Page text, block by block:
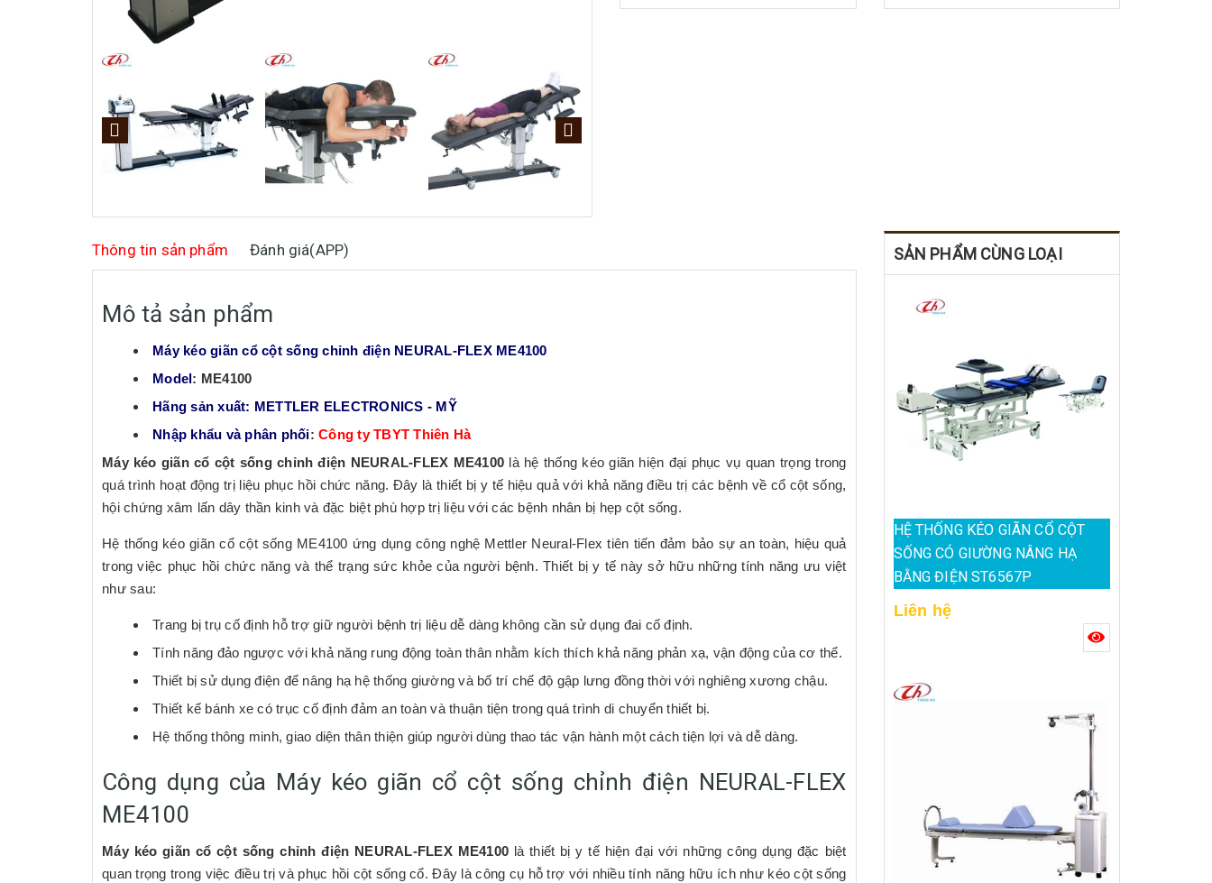
Thông tin sản phẩm Đánh giá(APP)
Mô tả sản phẩm
Máy kéo giãn cổ cột sống chỉnh điện NEURAL-FLEX ME4100
Model: ME4100
Hãng sản xuất: METTLER ELECTRONICS - MỸ
Nhập khẩu và phân phối: Công ty TBYT Thiên Hà
Máy kéo giãn cổ cột sống chỉnh điện NEURAL-FLEX ME4100 là hệ thống kéo giãn hiện đại phục vụ quan trọng trong
quá trình hoạt động trị liệu phục hồi chức năng. Đây là thiết bị y tế hiệu quả với khả năng điều trị các bệnh về cổ cột sống,
hội chứng xâm lấn dây thần kinh và đặc biệt phù hợp trị liệu với các bệnh nhân bị hẹp cột sống.
Hệ thống kéo giãn cổ cột sống ME4100 ứng dụng công nghệ Mettler Neural-Flex tiên tiến đảm bảo sự an toàn, hiệu quả
trong việc phục hồi chức năng và thể trạng sức khỏe của người bệnh. Thiết bị y tế này sở hữu những tính năng ưu việt
như sau:
Trang bị trụ cố định hỗ trợ giữ người bệnh trị liệu dễ dàng không cần sử dụng đai cố định.
Tính năng đảo ngược với khả năng rung động toàn thân nhằm kích thích khả năng phản xạ, vận động của cơ thể.
Thiết bị sử dụng điện để nâng hạ hệ thống giường và bố trí chế độ gập lưng đồng thời với nghiêng xương chậu.
Thiết kế bánh xe có trục cố định đảm an toàn và thuận tiện trong quá trình di chuyển thiết bị.
Hệ thống thông minh, giao diện thân thiện giúp người dùng thao tác vận hành một cách tiện lợi và dễ dàng.
Công dụng của Máy kéo giãn cổ cột sống chỉnh điện NEURAL-FLEX
ME4100
Máy kéo giãn cổ cột sống chỉnh điện NEURAL-FLEX ME4100 là thiết bị y tế hiện đại với những công dụng đặc biệt
quan trọng trong việc điều trị và phục hồi cột sống cổ. Đây là công cụ hỗ trợ với nhiều tính năng hữu ích như kéo cột sống
SẢN PHẨM CÙNG LOẠI
HỆ THỐNG KÉO GIÃN CỔ CỘT
SỐNG CÓ GIƯỜNG NÂNG HẠ
BẰNG ĐIỆN ST6567P
Liên hệ